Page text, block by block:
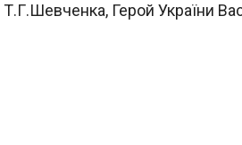
Т.Г.Шевченка, Герой України